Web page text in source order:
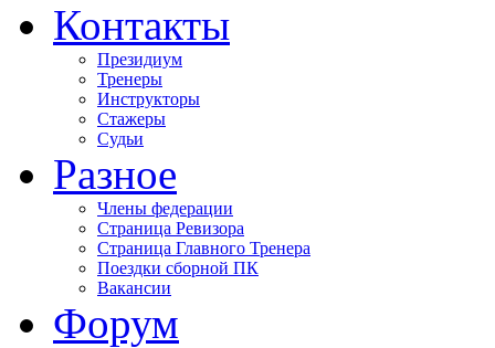
Контакты
Президиум
Тренеры
Инструкторы
Стажеры
Судьи
Разное
Члены федерации
Страница Ревизора
Страница Главного Тренера
Поездки сборной ПК
Вакансии
Форум